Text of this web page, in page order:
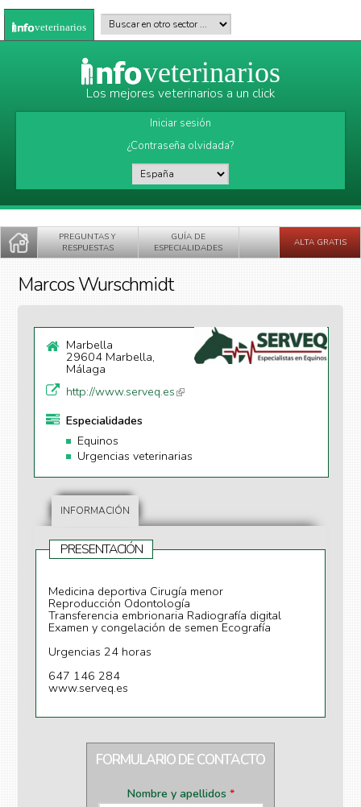
Pasar al contenido principal
veterinarios Buscar en otro sector
veterinarios
Los mejores veterinarios a un click
Iniciar sesión
¿Contraseña olvidada?
PREGUNTAS Y
RESPUESTAS
GUÍA DE
ESPECIALIDADES
ALTA GRATIS
Marcos Wurschmidt
Marbella
29604 Marbella,
Málaga
http://www.serveq.es(li
e
xt
n
Especialidades
Equinos
Urgencias veterinarias
INFORMACIÓN
PRESENTACIÓN
Medicina deportiva Cirugía menor
Reproducción Odontología
Transferencia embrionaria Radiografía digital
Examen y congelación de semen Ecografía
Urgencias 24 horas
647 146 284
www.serveq.es
FORMULARIO DE CONTACTO
Nombre y apellidos *